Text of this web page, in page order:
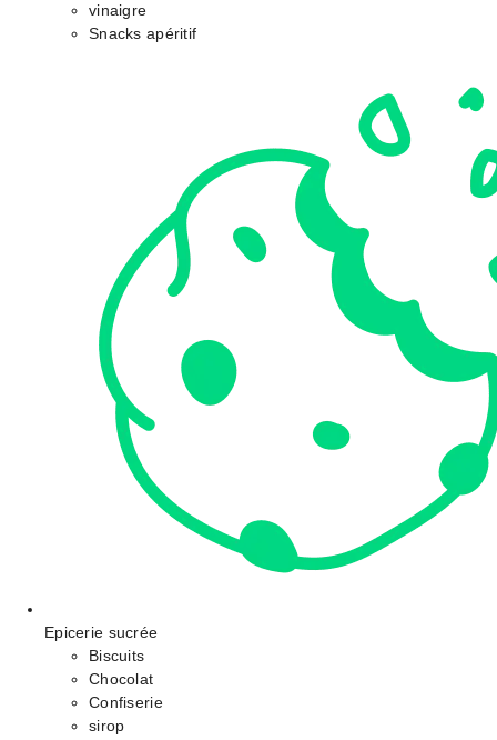
vinaigre
Snacks apéritif
Epicerie sucrée
Biscuits
Chocolat
Confiserie
sirop